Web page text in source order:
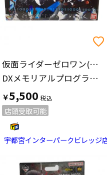
仮面ライダーゼロワン(カメンライダーゼロワン)
DXメモリアルプログライズキーセット 仮面ライダー
￥5,500
店頭受取可能
宇都宮インターパークビレッジ